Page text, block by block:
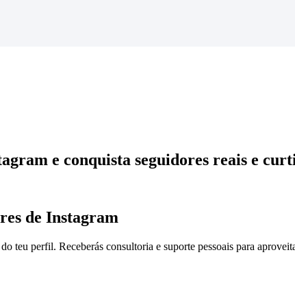
e conquista seguidores reais e
de Instagram
teu perfil. Receberás consultoria e suporte pessoais para